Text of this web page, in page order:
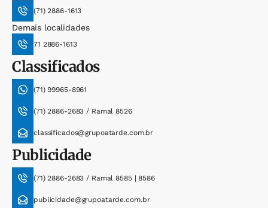
(71) 2886-1613
Demais localidades
71 2886-1613
Classificados
(71) 99965-8961
(71) 2886-2683 / Ramal 8526
classificados@grupoatarde.com.br
Publicidade
(71) 2886-2683 / Ramal 8585 | 8586
publicidade@grupoatarde.com.br